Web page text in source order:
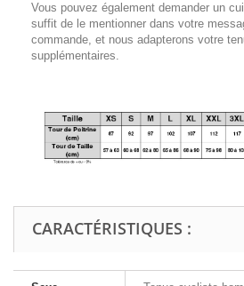
Vous pouvez également demander un
suffit de le mentionner dans votre
commande, et nous adapterons votre
supplémentaires.
CARACTÉRISTIQUES :